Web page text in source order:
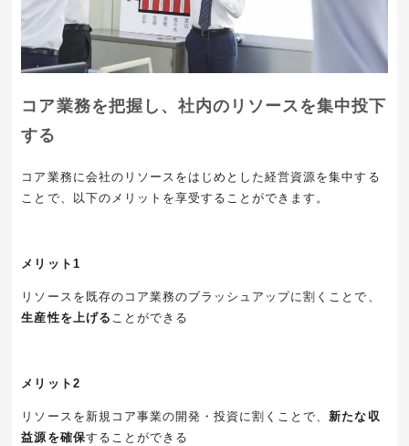
コア業務を把握し、社内のリソースを集中投下
する
コア業務に会社のリソースをはじめとした経営資源を集中する
ことで、以下のメリットを享受することができます。
メリット1
リソースを既存のコア業務のブラッシュアップに割くことで、
生産性を上げる ことができる
メリット2
リソースを新規コア事業の開発・投資に割くことで、新たな収
益源を確保することができる